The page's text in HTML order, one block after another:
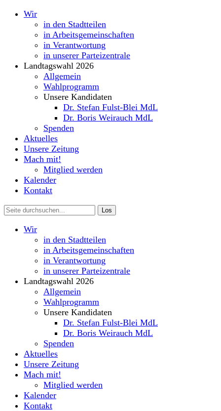
Wir
in den Stadtteilen
in Arbeitsgemeinschaften
in Verantwortung
in unserer Parteizentrale
Landtagswahl 2026
Allgemein
Wahlprogramm
Unsere Kandidaten
Dr. Stefan Fulst-Blei MdL
Dr. Boris Weirauch MdL
Spenden
Aktuelles
Unsere Zeitung
Mach mit!
Mitglied werden
Kalender
Kontakt
Wir
in den Stadtteilen
in Arbeitsgemeinschaften
in Verantwortung
in unserer Parteizentrale
Landtagswahl 2026
Allgemein
Wahlprogramm
Unsere Kandidaten
Dr. Stefan Fulst-Blei MdL
Dr. Boris Weirauch MdL
Spenden
Aktuelles
Unsere Zeitung
Mach mit!
Mitglied werden
Kalender
Kontakt